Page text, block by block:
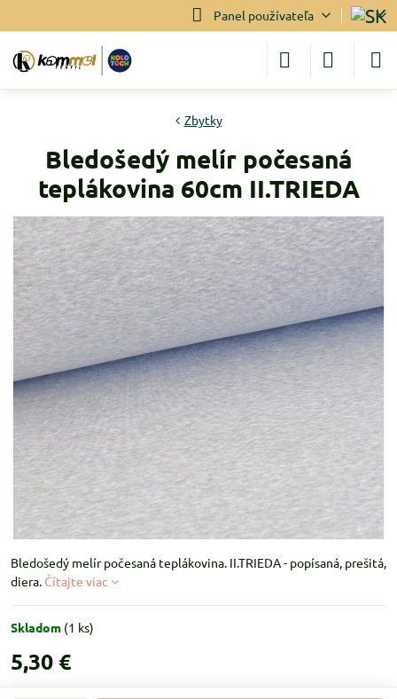
Panel používateľa
Zbytky
Bledošedý melír počesaná
teplákovina 60cm II.TRIEDA
Bledošedý melír počesaná teplákovina. II.TRIEDA - popísaná, prešitá,
diera. Čítajte viac
Skladom (1 ks)
5,30 €